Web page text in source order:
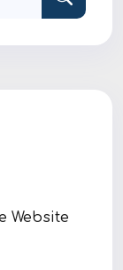
Website